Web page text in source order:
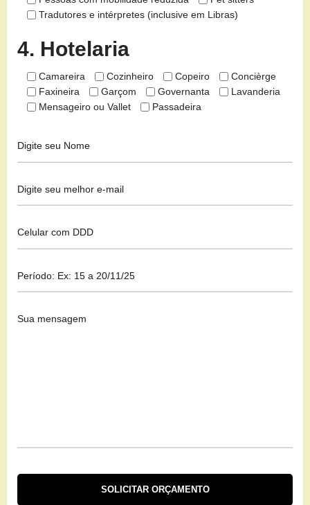
Tradutores e intérpretes (inclusive em Libras)
4. Hotelaria
Camareira Cozinheiro Copeiro
Concièrge
Faxineira
Garçom Governanta
Lavanderia
Mensageiro ou Vallet
Passadeira